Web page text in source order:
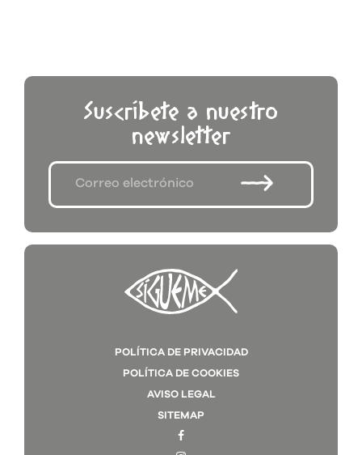
Suscríbete a nuestro
newsletter
POLÍTICA DE PRIVACIDAD
POLÍTICA DE COOKIES
AVISO LEGAL
SITEMAP